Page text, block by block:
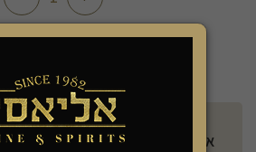
ארץ ייצור